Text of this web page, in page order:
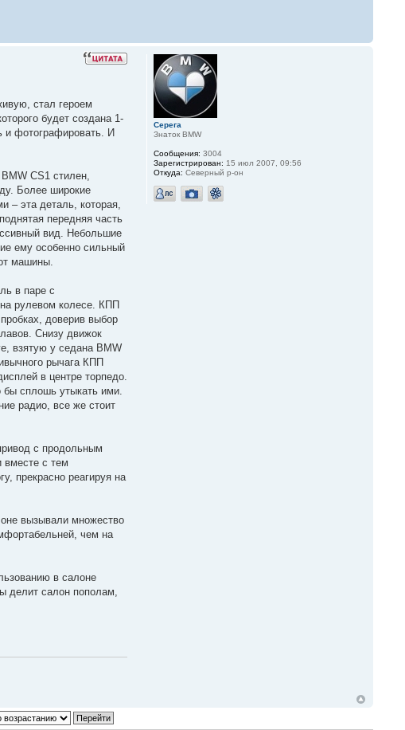
стал героем
будет создана 1-
и фотографировать. И
CS1 стилен,
Более широкие
– эта деталь, которая,
передняя часть
вид. Небольшие
ему особенно сильный
машины.
в паре с
рулевом колесе. КПП
доверив выбор
Снизу движок
взятую у седана BMW
рычага КПП
в центре торпедо.
бы сплошь утыкать ими.
радио, все же стоит
с продольным
с тем
прекрасно реагируя на
вызывали множество
чем на
в салоне
делит салон пополам,
Серега
Знаток BMW
Сообщения: 3004
Зарегистрирован: 15 июл 2007, 09:56
Откуда: Северный р-он